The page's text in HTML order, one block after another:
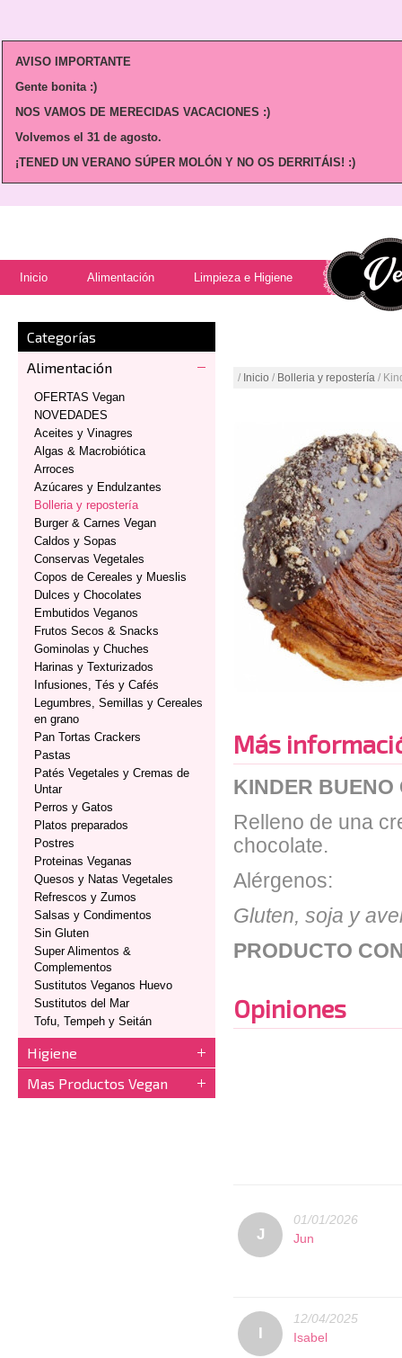
AVISO IMPORTANTE
Gente bonita :)
NOS VAMOS DE MERECIDAS VACACIONES :)
Volvemos el 31 de agosto.
¡TENED UN VERANO SÚPER MOLÓN Y NO OS DERRITÁIS! :)
Inicio Alimentación Limpieza e Higiene
Categorías
Alimentación
OFERTAS Vegan
NOVEDADES
Aceites y Vinagres
Algas & Macrobiótica
Arroces
Azúcares y Endulzantes
Bolleria y repostería
Burger & Carnes Vegan
Caldos y Sopas
Conservas Vegetales
Copos de Cereales y Mueslis
Dulces y Chocolates
Embutidos Veganos
Frutos Secos & Snacks
Gominolas y Chuches
Harinas y Texturizados
Infusiones, Tés y Cafés
Legumbres, Semillas y Cereales
en grano
Pan Tortas Crackers
Pastas
Patés Vegetales y Cremas de
Untar
Perros y Gatos
Platos preparados
Postres
Proteinas Veganas
Quesos y Natas Vegetales
Refrescos y Zumos
Salsas y Condimentos
Sin Gluten
Super Alimentos &
Complementos
Sustitutos Veganos Huevo
Sustitutos del Mar
Tofu, Tempeh y Seitán
Higiene
Mas Productos Vegan
/ Inicio / Bolleria y repostería /
Más
KINDER BUENO
Relleno de una
chocolate.
Alérgenos:
Gluten, soja y
PRODUCTO
Opiniones
J
01/01/2026
Jun
12/04/2025
Isabel